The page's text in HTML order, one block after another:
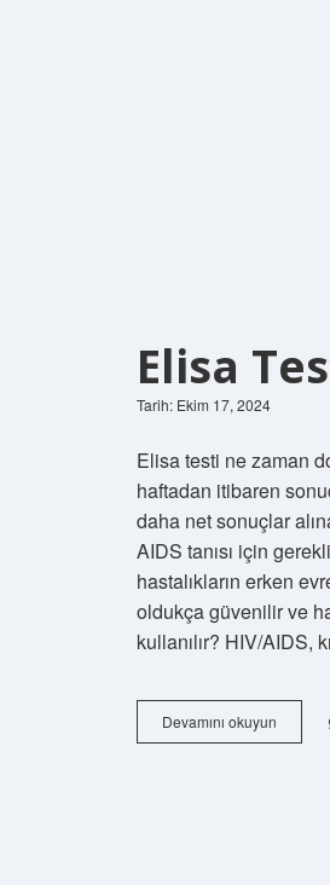
Elisa
Tarih: Ekim 17, 2024
Elisa testi ne zaman
haftadan itibaren
daha net sonuçlar
AIDS tanısı için
hastalıkların erken
oldukça güvenilir ve
kullanılır? HIV/AIDS,
Devamını okuyun
Testi